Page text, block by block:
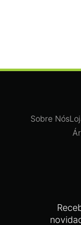
Sobre Nós